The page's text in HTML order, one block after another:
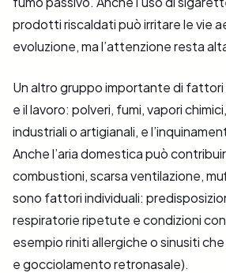
prodotti riscaldati può irritare le vie
evoluzione, ma l’attenzione resta
Un altro gruppo importante di fattori
e il lavoro: polveri, fumi, vapori
industriali o artigianali, e
Anche l’aria domestica può
combustioni, scarsa ventilazione,
sono fattori individuali:
respiratorie ripetute e condizioni
esempio riniti allergiche o sinusiti
e gocciolamento retronasale).